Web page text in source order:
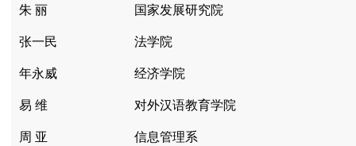
朱 丽 国家发展研究院
张一民 法学院
年永威 经济学院
易 维 对外汉语教育学院
周 亚 信息管理系